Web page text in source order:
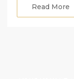
Read More